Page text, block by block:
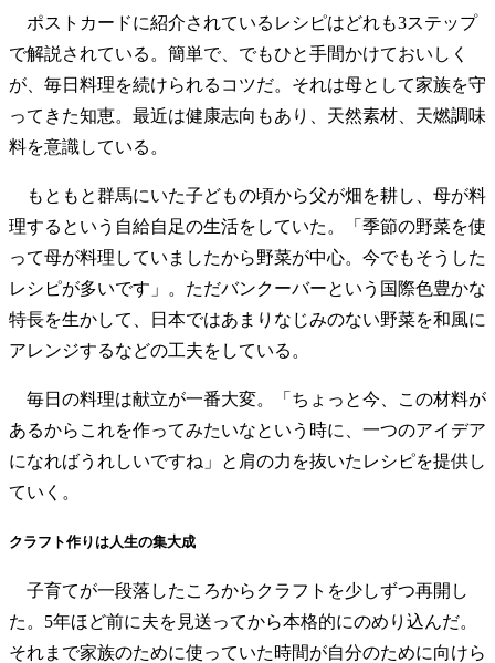
ポストカードに紹介されているレシピはどれも3ステップ
で解説されている。簡単で、でもひと手間かけておいしく
が、毎日料理を続けられるコツだ。それは母として家族を守
ってきた知恵。最近は健康志向もあり、天然素材、天燃調味
料を意識している。
もともと群馬にいた子どもの頃から父が畑を耕し、母が料
理するという自給自足の生活をしていた。「季節の野菜を使
って母が料理していましたから野菜が中心。今でもそうした
レシピが多いです」。ただバンクーバーという国際色豊かな
特長を生かして、日本ではあまりなじみのない野菜を和風に
アレンジするなどの工夫をしている。
毎日の料理は献立が一番大変。「ちょっと今、この材料が
あるからこれを作ってみたいなという時に、一つのアイデア
になればうれしいですね」と肩の力を抜いたレシピを提供し
ていく。
クラフト作りは人生の集大成
子育てが一段落したころからクラフトを少しずつ再開し
た。5年ほど前に夫を見送ってから本格的にのめり込んだ。
それまで家族のために使っていた時間が自分のために向けら